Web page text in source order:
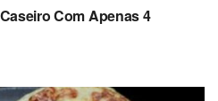
Com Apenas 4